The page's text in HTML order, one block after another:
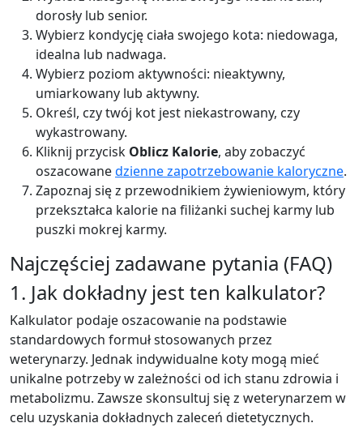
dorosły lub senior.
Wybierz kondycję ciała swojego kota: niedowaga,
idealna lub nadwaga.
Wybierz poziom aktywności: nieaktywny,
umiarkowany lub aktywny.
Określ, czy twój kot jest niekastrowany, czy
wykastrowany.
Kliknij przycisk Oblicz Kalorie, aby zobaczyć
oszacowanedzienne zapotrzebowanie kaloryczne.
Zapoznaj się z przewodnikiem żywieniowym, który
przekształca kalorie na filiżanki suchej karmy lub
puszki mokrej karmy.
Najczęściej zadawane pytania (FAQ)
1. Jak dokładny jest ten kalkulator?
Kalkulator podaje oszacowanie na podstawie
standardowych formuł stosowanych przez
weterynarzy. Jednak indywidualne koty mogą mieć
unikalne potrzeby w zależności od ich stanu zdrowia i
metabolizmu. Zawsze skonsultuj się z weterynarzem w
celu uzyskania dokładnych zaleceń dietetycznych.